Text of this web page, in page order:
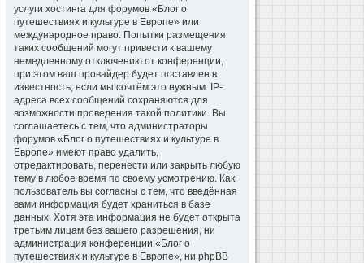
услуги хостинга для форумов «Блог о
путешествиях и культуре в Европе» или
международное право. Попытки размещения
таких сообщений могут привести к вашему
немедленному отключению от конференции,
при этом ваш провайдер будет поставлен в
известность, если мы сочтём это нужным. IP-
адреса всех сообщений сохраняются для
возможности проведения такой политики. Вы
соглашаетесь с тем, что администраторы
форумов «Блог о путешествиях и культуре в
Европе» имеют право удалить,
отредактировать, перенести или закрыть любую
тему в любое время по своему усмотрению. Как
пользователь вы согласны с тем, что введённая
вами информация будет храниться в базе
данных. Хотя эта информация не будет открыта
третьим лицам без вашего разрешения, ни
администрация конференции «Блог о
путешествиях и культуре в Европе», ни phpBB